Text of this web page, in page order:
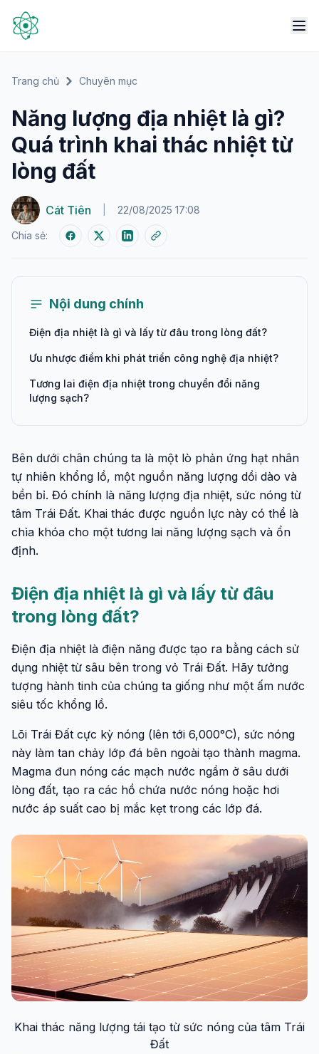
Trang chủ Chuyên mục
Năng lượng địa nhiệt là gì?
Quá trình khai thác nhiệt từ
lòng đất
Cát Tiên 22/08/2025 17:08
Chia sẻ:
Nội dung chính
Điện địa nhiệt là gì và lấy từ đâu trong lòng đất?
Ưu nhược điểm khi phát triển công nghệ địa nhiệt?
Tương lai điện địa nhiệt trong chuyển đổi năng
lượng sạch?
Bên dưới chân chúng ta là một lò phản ứng hạt nhân
tự nhiên khổng lồ, một nguồn năng lượng dồi dào và
bền bỉ. Đó chính là năng lượng địa nhiệt, sức nóng từ
tâm Trái Đất. Khai thác được nguồn lực này có thể là
chìa khóa cho một tương lai năng lượng sạch và ổn
định.
Điện địa nhiệt là gì và lấy từ đâu
trong lòng đất?
Điện địa nhiệt là điện năng được tạo ra bằng cách sử
dụng nhiệt từ sâu bên trong vỏ Trái Đất. Hãy tưởng
tượng hành tinh của chúng ta giống như một ấm nước
siêu tốc khổng lồ.
Lõi Trái Đất cực kỳ nóng (lên tới 6,000°C), sức nóng
này làm tan chảy lớp đá bên ngoài tạo thành magma.
Magma đun nóng các mạch nước ngầm ở sâu dưới
lòng đất, tạo ra các hồ chứa nước nóng hoặc hơi
nước áp suất cao bị mắc kẹt trong các lớp đá.
Khai thác năng lượng tái tạo từ sức nóng của tâm Trái
Đất